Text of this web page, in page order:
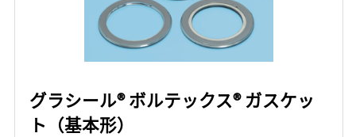
グラシール® ボルテックス® ガスケッ
ト（基本形）